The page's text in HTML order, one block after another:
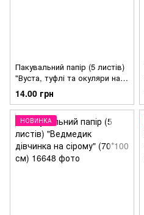
Пакувальний папір (5 листів)
"Вуста, туфлі та окуляри на
білому" (70*100 см)
14.00 грн
НОВИНКА